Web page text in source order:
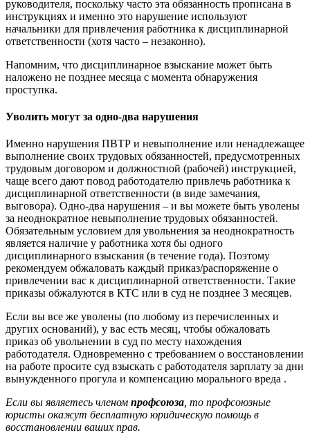
руководителя, поскольку часто эта обязанность прописана в
инструкциях и именно это нарушение используют
начальники для привлечения работника к дисциплинарной
ответственности (хотя часто – незаконно).
Напомним, что дисциплинарное взыскание может быть
наложено не позднее месяца с момента обнаружения
проступка.
Уволить могут за одно-два нарушения
Именно нарушения ПВТР и невыполнение или ненадлежащее
выполнение своих трудовых обязанностей, предусмотренных
трудовым договором и должностной (рабочей) инструкцией,
чаще всего дают повод работодателю привлечь работника к
дисциплинарной ответственности (в виде замечания,
выговора). Одно-два нарушения – и вы можете быть уволены
за неоднократное невыполнение трудовых обязанностей.
Обязательным условием для увольнения за неоднократность
является наличие у работника хотя бы одного
дисциплинарного взыскания (в течение года). Поэтому
рекомендуем обжаловать каждый приказ/распоряжение о
привлечении вас к дисциплинарной ответственности. Такие
приказы обжалуются в КТС или в суд не позднее 3 месяцев.
Если вы все же уволены (по любому из перечисленных и
других оснований), у вас есть месяц, чтобы обжаловать
приказ об увольнении в суд по месту нахождения
работодателя. Одновременно с требованием о восстановлении
на работе просите суд взыскать с работодателя зарплату за дни
вынужденного прогула и компенсацию морального вреда .
Если вы являетесь членом профсоюза , то профсоюзные
юристы окажут бесплатную юридическую помощь в
восстановлении ваших прав.